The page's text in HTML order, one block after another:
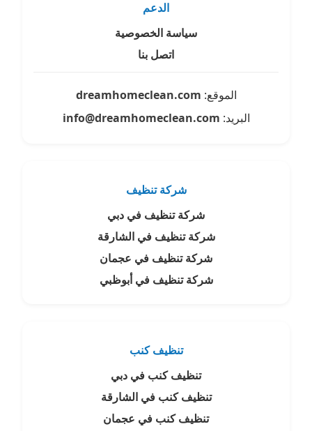
الدعم
سياسة الخصوصية
اتصل بنا
الموقع: dreamhomeclean.com
البريد: info@dreamhomeclean.com
شركة تنظيف
شركة تنظيف في دبي
شركة تنظيف في الشارقة
شركة تنظيف في عجمان
شركة تنظيف في أبوظبي
تنظيف كنب
تنظيف كنب في دبي
تنظيف كنب في الشارقة
تنظيف كنب في عجمان